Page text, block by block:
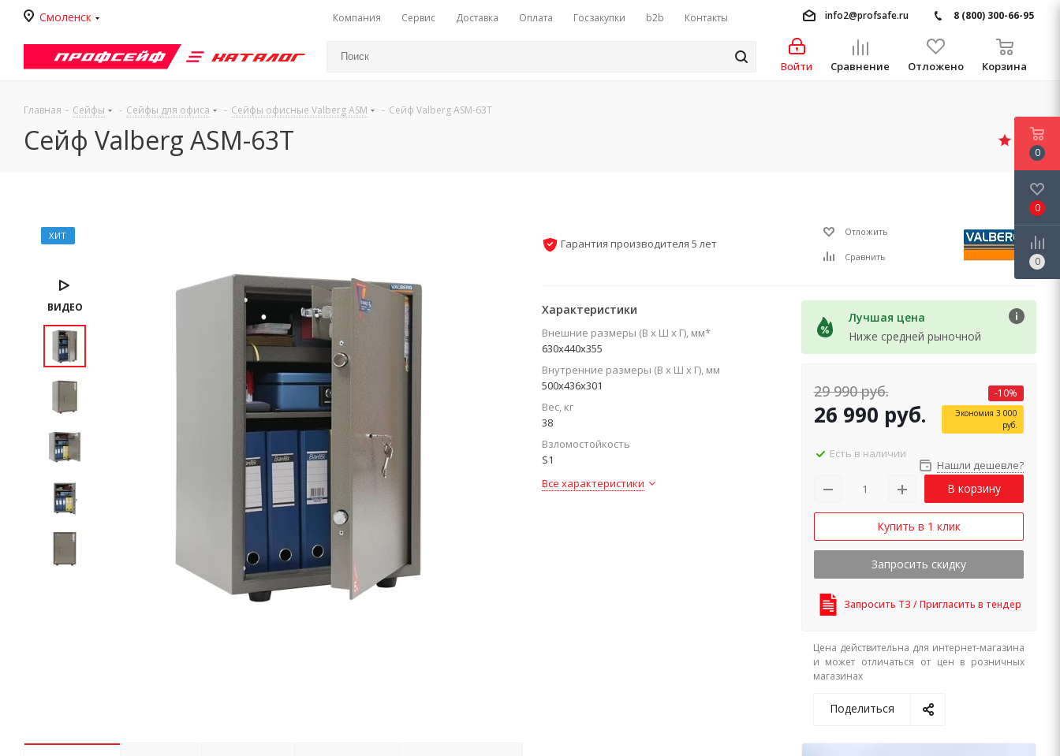
Смоленск Компания Сервис Доставка Оплата Госзакупки b2b Контакты info2@profsafe.ru 8 (800) 300-66-95
Каталог
Войти Сравнение Отложено Корзина
Главная - Сейфы - Сейфы для офиса - Сейфы офисные Valberg ASM - Сейф Valberg ASM-63Т
Сейф Valberg ASM-63Т
ХИТ
ВИДЕО
Гарантия производителя 5 лет
Отложить
Сравнить
Характеристики
Внешние размеры (В х Ш х Г), мм*
630x440x355
Внутренние размеры (В х Ш х Г), мм
500x436x301
Вес, кг
38
Взломостойкость
S1
Все характеристики
Лучшая цена
Ниже средней рыночной
29 990руб.
26 990 руб.
-10%
Экономия 3 000
руб.
Есть в наличии
Нашли дешевле?
В корзину
Купить в 1 клик
Запросить скидку
Запросить ТЗ / Пригласить в тендер
Цена действительна для интернет-магазина
и может отличаться от цен в розничных
магазинах
Поделиться
0
0
0